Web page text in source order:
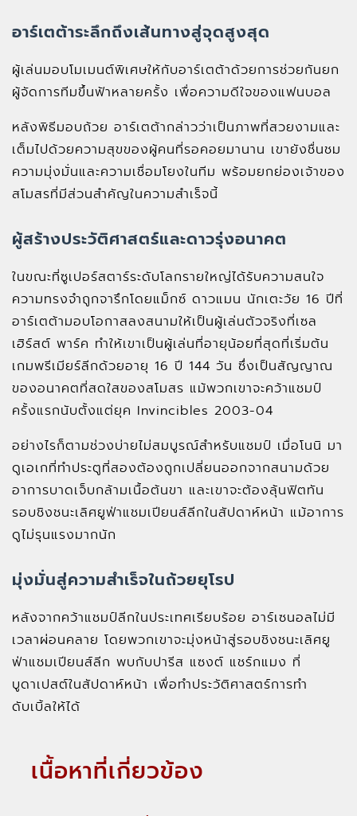
อาร์เตต้าระลึกถึงเส้นทางสู่จุดสูงสุด
ผู้เล่นมอบโมเมนต์พิเศษให้กับอาร์เตต้าด้วยการช่วยกันยก
ผู้จัดการทีมขึ้นฟ้าหลายครั้ง เพื่อความดีใจของแฟนบอล
หลังพิธีมอบถ้วย อาร์เตต้ากล่าวว่าเป็นภาพที่สวยงามและ
เต็มไปด้วยความสุขของผู้คนที่รอคอยมานาน เขายังชื่นชม
ความมุ่งมั่นและความเชื่อมโยงในทีม พร้อมยกย่องเจ้าของ
สโมสรที่มีส่วนสำคัญในความสำเร็จนี้
ผู้สร้างประวัติศาสตร์และดาวรุ่งอนาคต
ในขณะที่ซูเปอร์สตาร์ระดับโลกรายใหญ่ได้รับความสนใจ
ความทรงจำถูกจารึกโดยแม็กซ์ ดาวแมน นักเตะวัย 16 ปีที่
อาร์เตต้ามอบโอกาสลงสนามให้เป็นผู้เล่นตัวจริงที่เซล
เฮิร์สต์ พาร์ค ทำให้เขาเป็นผู้เล่นที่อายุน้อยที่สุดที่เริ่มต้น
เกมพรีเมียร์ลีกด้วยอายุ 16 ปี 144 วัน ซึ่งเป็นสัญญาณ
ของอนาคตที่สดใสของสโมสร แม้พวกเขาจะคว้าแชมป์
ครั้งแรกนับตั้งแต่ยุค Invincibles 2003-04
อย่างไรก็ตามช่วงบ่ายไม่สมบูรณ์สำหรับแชมป์ เมื่อโนนิ มา
ดูเอเกที่ทำประตูที่สองต้องถูกเปลี่ยนออกจากสนามด้วย
อาการบาดเจ็บกล้ามเนื้อต้นขา และเขาจะต้องลุ้นฟิตทัน
รอบชิงชนะเลิศยูฟ่าแชมเปียนส์ลีกในสัปดาห์หน้า แม้อาการ
ดูไม่รุนแรงมากนัก
มุ่งมั่นสู่ความสำเร็จในถ้วยยุโรป
หลังจากคว้าแชมป์ลีกในประเทศเรียบร้อย อาร์เซนอลไม่มี
เวลาผ่อนคลาย โดยพวกเขาจะมุ่งหน้าสู่รอบชิงชนะเลิศยู
ฟ่าแชมเปียนส์ลีก พบกับปารีส แซงต์ แชร์กแมง ที่
บูดาเปสต์ในสัปดาห์หน้า เพื่อทำประวัติศาสตร์การทำ
ดับเบิ้ลให้ได้
เนื้อหาที่เกี่ยวข้อง